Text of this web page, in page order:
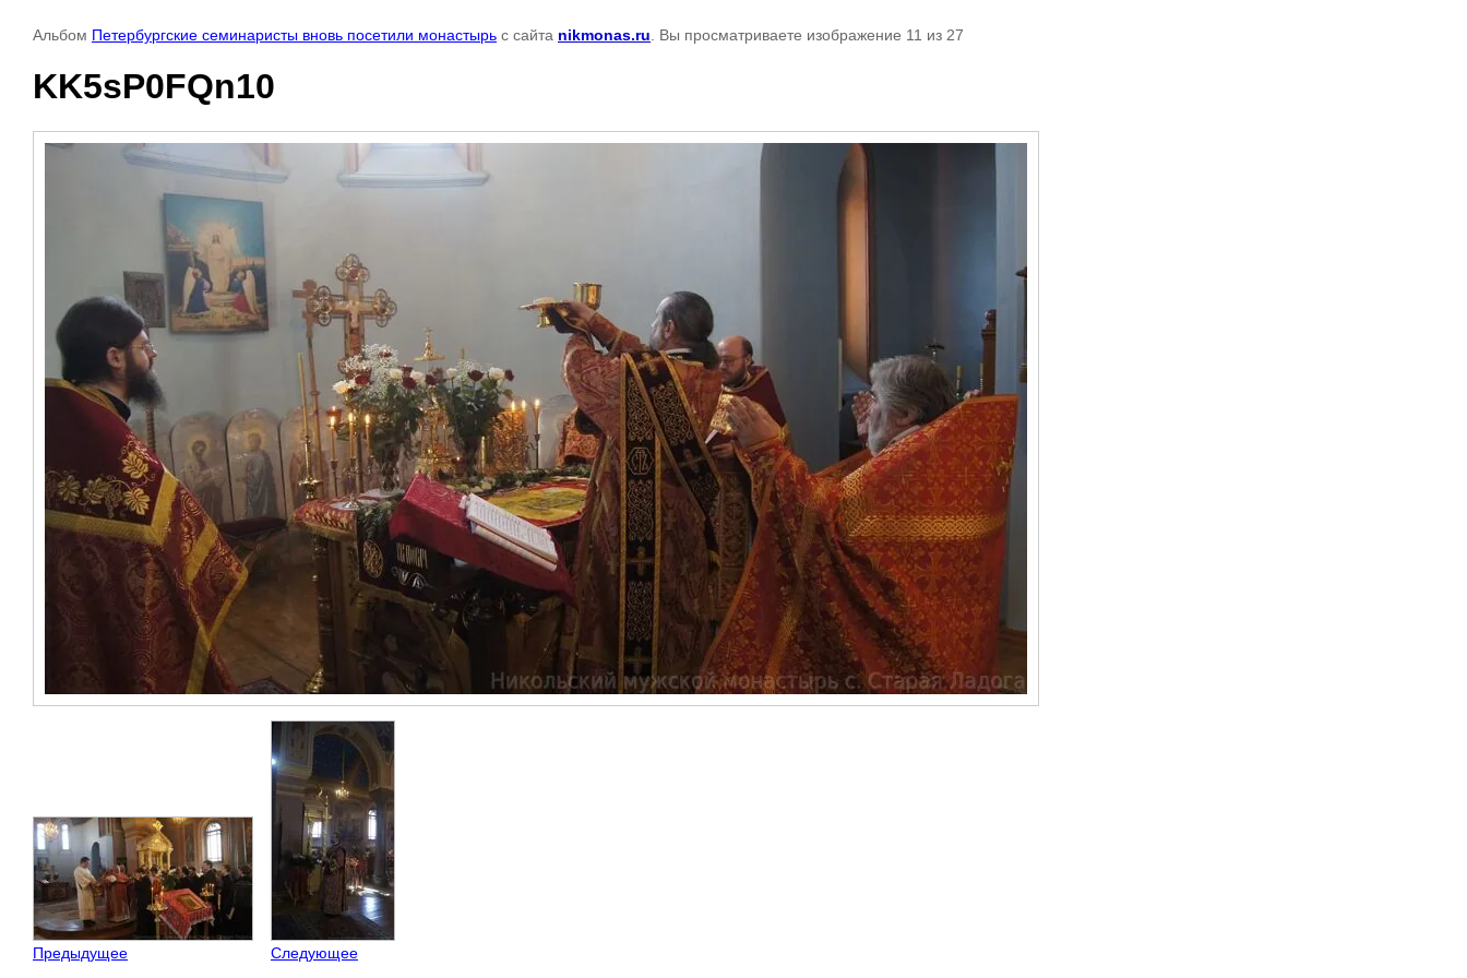
Альбом Петербургские семинаристы вновь посетили монастырь с сайта nikmonas.ru . Вы просматриваете изображение 11 из 27
KK5sP0FQn10
Предыдущее Следующее